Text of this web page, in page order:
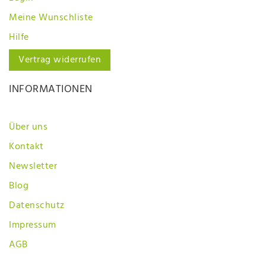
Meine Wunschliste
Hilfe
Vertrag widerrufen
INFORMATIONEN
Über uns
Kontakt
Newsletter
Blog
Datenschutz
Impressum
AGB